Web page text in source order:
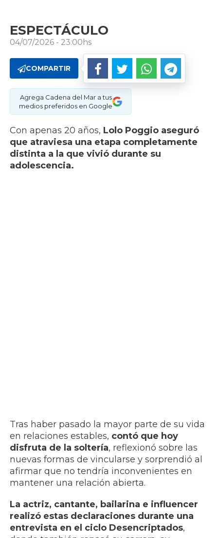
ESPECTÁCULO
04/07/2026 - 23:00hs
COMPARTIR
Agrega Cadena del Mar a tus
medios preferidos en Google
Con apenas 20 años, Lolo Poggio aseguró
que atraviesa una etapa completamente
distinta a la que vivió durante su
adolescencia.
Tras haber pasado la mayor parte de su vida
en relaciones estables, contó que hoy
disfruta de la soltería, reflexionó sobre las
nuevas formas de vincularse y sorprendió al
afirmar que no tendría inconvenientes en
mantener una relación abierta.
La actriz, cantante, bailarina e influencer
realizó estas declaraciones durante una
entrevista en el ciclo Desencriptados,